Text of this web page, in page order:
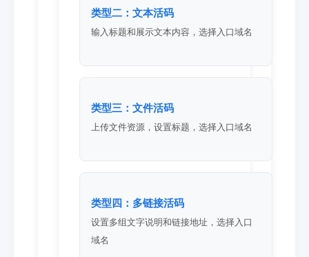
类型二：文本活码
输入标题和展示文本内容，选择入口域名
类型三：文件活码
上传文件资源，设置标题，选择入口域名
类型四：多链接活码
设置多组文字说明和链接地址，选择入口
域名